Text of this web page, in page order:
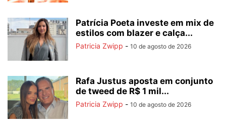
Patrícia Poeta investe em mix de
estilos com blazer e calça...
Patricia Zwipp - 10 de agosto de 2026
Rafa Justus aposta em conjunto
de tweed de R$ 1 mil...
Patricia Zwipp - 10 de agosto de 2026